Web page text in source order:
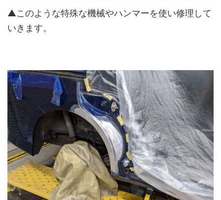
▲このような特殊な機械やハンマーを使い修理して
いきます。